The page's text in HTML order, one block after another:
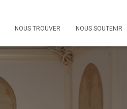
NOUS TROUVER NOUS SOUTENIR